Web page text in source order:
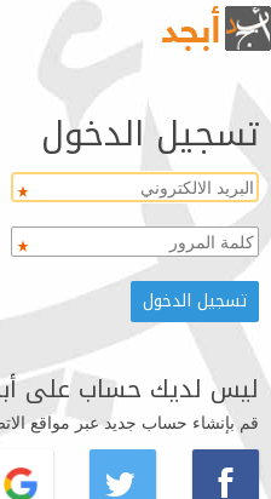
تسجيل الدخول
ليس لديك حساب على
قم بإنشاء حساب جديد عبر مواقع